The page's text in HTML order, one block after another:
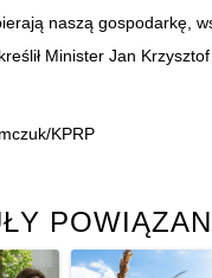
naszą gospodarkę,
Minister Jan Krzysztof
KPRP